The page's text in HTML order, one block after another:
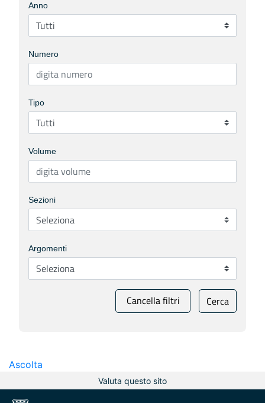
Anno
Numero
Tipo
Volume
Sezioni
Argomenti
Cancella filtri Cerca
Ascolta
Valuta questo sito